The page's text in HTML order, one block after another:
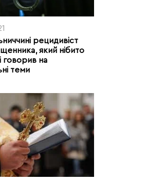
рецидивіст
який нібито
говорив на
теми